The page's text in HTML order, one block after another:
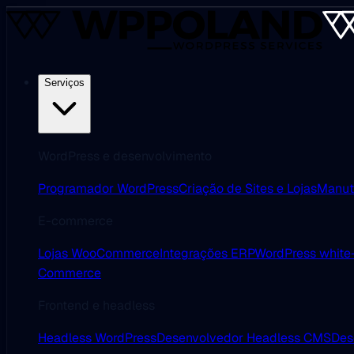
Serviços
Programador WordPressCriação de Sites e Lojas
Lojas WooCommerceIntegrações ERPWordPress
Commerce
Headless WordPressDesenvolvedor Headless CMS